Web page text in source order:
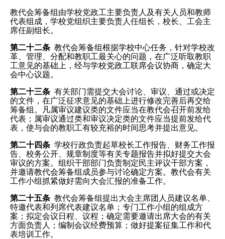
教代会筹备组由学校党政工主要负责人及有关人员和教师
代表组成，学校党组织主要负责人任组长，校长、工会主
席任副组长。
第二十二条 教代会筹备组根据学校中心任务，针对学校改
革、管理、分配和教职工最关心的问题，在广泛听取教职
工意见的基础上，经与学校党政工联席会议协商，确定大
会中心议题。
第二十三条 有关部门需提交大会讨论、审议、通过或决定
的文件，在广泛征求意见的基础上进行修改完善后再交给
筹备组。凡属审议建议类的文件应当在教代会召开前发给
代表；属审议通过类和审议决定类的文件应当提前发给代
表，使与会的教职工有较充裕的时间思考并提出意见。
第二十四条 学校行政负责起草校长工作报告、财务工作报
告、校务公开、规章制度等有关专题报告并拟好提交大会
审议的方案。组织干部部门负责制定民主评议干部方案，
并邀请教代会筹备组成员参与讨论确定方案。教代会有关
工作小组抓紧做好需向大会汇报的准备工作。
第二十五条 教代会筹备组提出大会主席团人员建议名单、
特邀代表和列席代表建议名单；专门工作小组的组成方
案；拟定会议日程、议程；确定需要邀请出席大会的有关
方面负责人；编制会议经费预算；做好提案征集工作和代
表培训工作。